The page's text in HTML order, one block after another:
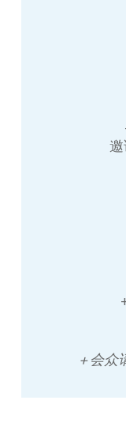
+ 会众